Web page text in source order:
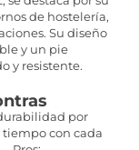
de hostelería,
Su diseño
y un pie
y resistente.
por
tiempo con cada